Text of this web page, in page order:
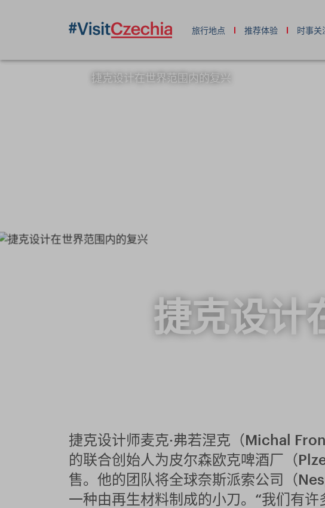
旅行地点 推荐体验 时事关
捷克设计在世界范围内的复兴
捷克设计
捷克设计师麦克·弗若涅克（Michal
的联合创始人为皮尔森欧克啤酒厂（
售。他的团队将全球奈斯派索公司（
一种由再生材料制成的小刀。“我们有